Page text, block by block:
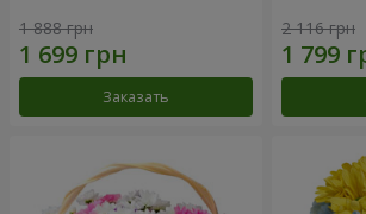
1 888 грн
Заказать
2 116 грн